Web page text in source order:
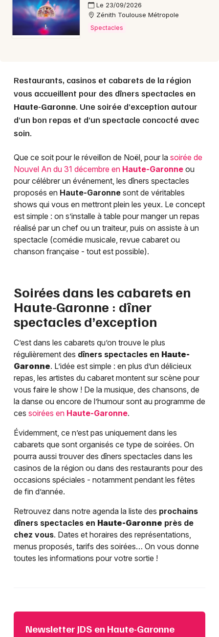
Le 23/09/2026
Zénith Toulouse Métropole
Spectacles
Restaurants, casinos et cabarets de la région
vous accueillent pour des dîners spectacles en
Haute-Garonne. Une soirée d’exception autour
d’un bon repas et d’un spectacle concocté avec
soin.
Que ce soit pour le réveillon de Noël, pour la soirée de
Nouvel An du 31 décembre en Haute-Garonne ou
pour célébrer un événement, les dîners spectacles
proposés en Haute-Garonne sont de véritables
shows qui vous en mettront plein les yeux. Le concept
est simple : on s’installe à table pour manger un repas
réalisé par un chef ou un traiteur, puis on assiste à un
spectacle (comédie musicale, revue cabaret ou
chanson française - tout est possible).
Soirées dans les cabarets en
Haute-Garonne : dîner
spectacles d’exception
C’est dans les cabarets qu’on trouve le plus
régulièrement des dîners spectacles en Haute-
Garonne. L’idée est simple : en plus d’un délicieux
repas, les artistes du cabaret montent sur scène pour
vous faire le show ! De la musique, des chansons, de
la danse ou encore de l’humour sont au programme de
ces soirées en Haute-Garonne.
Évidemment, ce n’est pas uniquement dans les
cabarets que sont organisés ce type de soirées. On
pourra aussi trouver des dîners spectacles dans les
casinos de la région ou dans des restaurants pour des
occasions spéciales - notamment pendant les fêtes
de fin d’année.
Retrouvez dans notre agenda la liste des prochains
dîners spectacles en Haute-Garonne près de
chez vous. Dates et horaires des représentations,
menus proposés, tarifs des soirées… On vous donne
toutes les informations pour votre sortie !
Newsletter JDS en Haute-Garonne